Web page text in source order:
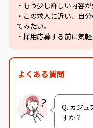
・もう少し詳しい内容が
・この求人に近い、自
てみたい。
・採用応募する前に気
よくある質問
Q. カジ
すか？